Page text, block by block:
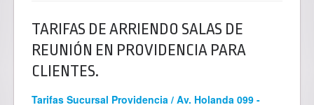
TARIFAS DE ARRIENDO SALAS DE
REUNIÓN EN PROVIDENCIA PARA
CLIENTES.
Tarifas Sucursal Providencia / Av. Holanda 099 -